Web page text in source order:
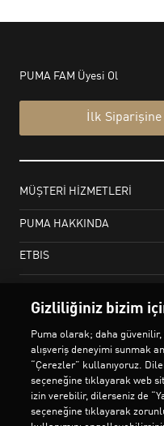
Gizliliğiniz bizim
Puma olarak; daha
alışveriş deneyimi sunmak
“Çerezler” kullanıyoruz.
seçeneğine tıklayarak web
izin verebilir, dilerseniz de
seçeneğine tıklayarak